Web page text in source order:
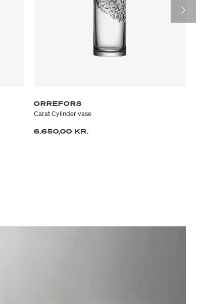
ORREFORS
Carat Cylinder vase
6.650,00 KR.